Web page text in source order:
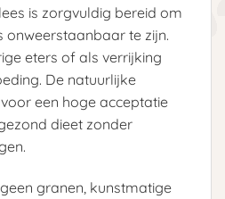
is zorgvuldig bereid om
onweerstaanbaar te zijn.
eters of als verrijking
De natuurlijke
een hoge acceptatie
dieet zonder
granen, kunstmatige